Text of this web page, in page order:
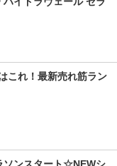
これ！最新売れ筋ラン